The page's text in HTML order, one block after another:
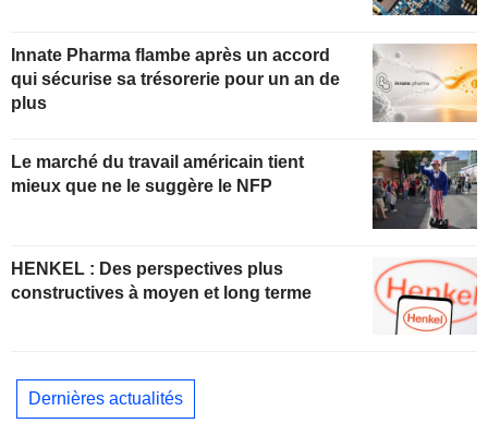
Innate Pharma flambe après un accord
qui sécurise sa trésorerie pour un an de
plus
Le marché du travail américain tient
mieux que ne le suggère le NFP
HENKEL : Des perspectives plus
constructives à moyen et long terme
Dernières actualités